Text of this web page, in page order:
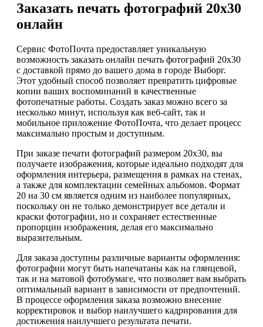
Заказать печать фотографий 20х30
онлайн
Сервис ФотоПочта предоставляет уникальную
возможность заказать онлайн печать фотографий 20х30
с доставкой прямо до вашего дома в городе Выборг.
Этот удобный способ позволяет превратить цифровые
копии ваших воспоминаний в качественные
фотопечатные работы. Создать заказ можно всего за
несколько минут, используя как веб-сайт, так и
мобильное приложение ФотоПочта, что делает процесс
максимально простым и доступным.
При заказе печати фотографий размером 20х30, вы
получаете изображения, которые идеально подходят для
оформления интерьера, размещения в рамках на стенах,
а также для комплектации семейных альбомов. Формат
20 на 30 см является одним из наиболее популярных,
поскольку он не только демонстрирует все детали и
краски фотографии, но и сохраняет естественные
пропорции изображения, делая его максимально
выразительным.
Для заказа доступны различные варианты оформления:
фотографии могут быть напечатаны как на глянцевой,
так и на матовой фотобумаге, что позволяет вам выбрать
оптимальный вариант в зависимости от предпочтений.
В процессе оформления заказа возможно внесение
корректировок и выбор наилучшего кадрирования для
достижения наилучшего результата печати.